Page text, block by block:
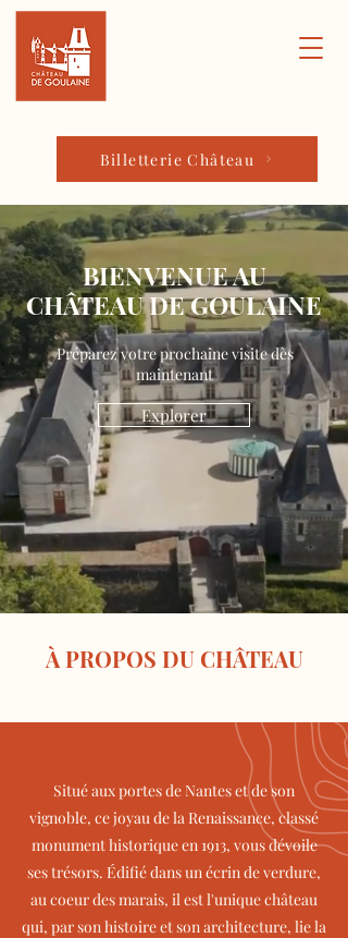
Billetterie Château
BIENVENUE AU
CHÂTEAU DE GOULAINE
Préparez votre prochaine visite dès
maintenant
Explorer
À PROPOS DU CHÂTEAU
Situé aux portes de Nantes et de son
vignoble, ce joyau de la Renaissance, classé
monument historique en 1913, vous dévoile
ses trésors. Édifié dans un écrin de verdure,
au coeur des marais, il est l'unique château
qui, par son histoire et son architecture, lie la